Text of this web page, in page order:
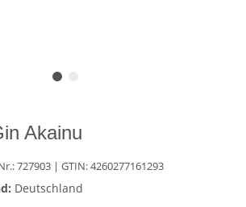
Akainu
727903 | GTIN:4260277161293
Deutschland